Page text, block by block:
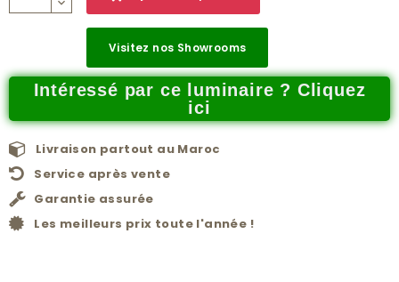
Visitez nos Showrooms
Intéressé par ce luminaire ? Cliquez
ici
Livraison partout au Maroc
Service après vente
Garantie assurée
Les meilleurs prix toute l'année !